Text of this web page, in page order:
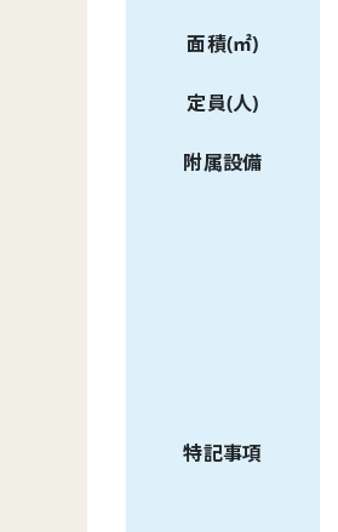
面積(㎡)
定員(人)
附属設備
特記事項